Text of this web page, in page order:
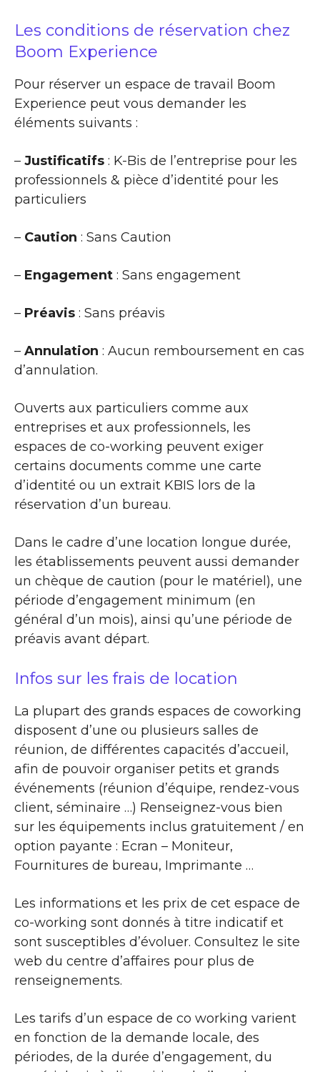
Les conditions de réservation chez
Boom Experience
Pour réserver un espace de travail Boom
Experience peut vous demander les
éléments suivants :
– Justificatifs : K-Bis de l’entreprise pour les
professionnels & pièce d’identité pour les
particuliers
– Caution : Sans Caution
– Engagement : Sans engagement
– Préavis : Sans préavis
– Annulation : Aucun remboursement en cas
d’annulation.
Ouverts aux particuliers comme aux
entreprises et aux professionnels, les
espaces de co-working peuvent exiger
certains documents comme une carte
d’identité ou un extrait KBIS lors de la
réservation d’un bureau.
Dans le cadre d’une location longue durée,
les établissements peuvent aussi demander
un chèque de caution (pour le matériel), une
période d’engagement minimum (en
général d’un mois), ainsi qu’une période de
préavis avant départ.
Infos sur les frais de location
La plupart des grands espaces de coworking
disposent d’une ou plusieurs salles de
réunion, de différentes capacités d’accueil,
afin de pouvoir organiser petits et grands
événements (réunion d’équipe, rendez-vous
client, séminaire …) Renseignez-vous bien
sur les équipements inclus gratuitement / en
option payante : Ecran – Moniteur,
Fournitures de bureau, Imprimante …
Les informations et les prix de cet espace de
co-working sont donnés à titre indicatif et
sont susceptibles d’évoluer. Consultez le site
web du centre d’affaires pour plus de
renseignements.
Les tarifs d’un espace de co working varient
en fonction de la demande locale, des
périodes, de la durée d’engagement, du